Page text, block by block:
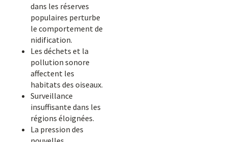
dans les réserves
populaires perturbe
le comportement de
nidification.
Les déchets et la
pollution sonore
affectent les
habitats des oiseaux.
Surveillance
insuffisante dans les
régions éloignées.
La pression des